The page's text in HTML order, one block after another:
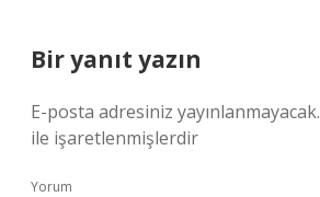
Bir yanıt yazın
E-posta adresiniz yayınlanmayacak.
ile işaretlenmişlerdir
Yorum